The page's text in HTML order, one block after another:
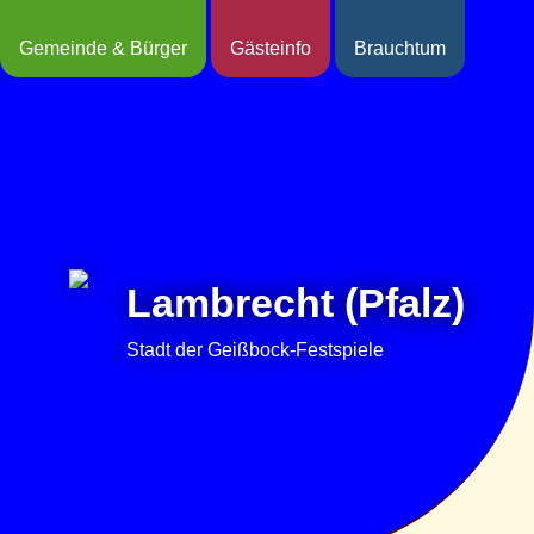
Gemeinde & Bürger Gästeinfo Brauchtum
Lambrecht (Pfalz)
Stadt der Geißbock-Festspiele